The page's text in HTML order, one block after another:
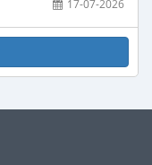
17-07-2026